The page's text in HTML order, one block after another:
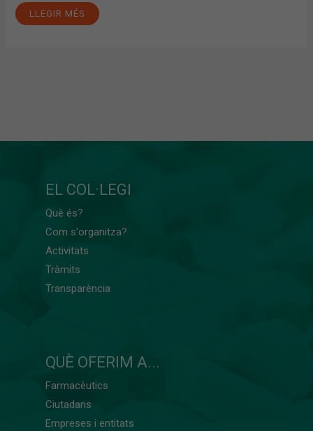
LLEGIR MÉS
EL COL·LEGI
Què és?
Com s'organitza?
Activitats
Tràmits
Transparència
QUÈ OFERIM A...
Farmacèutics
Ciutadans
Empreses i entitats